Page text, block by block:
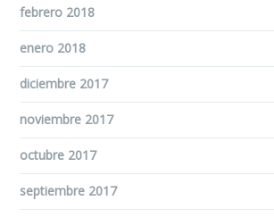
febrero 2018
enero 2018
diciembre 2017
noviembre 2017
octubre 2017
septiembre 2017